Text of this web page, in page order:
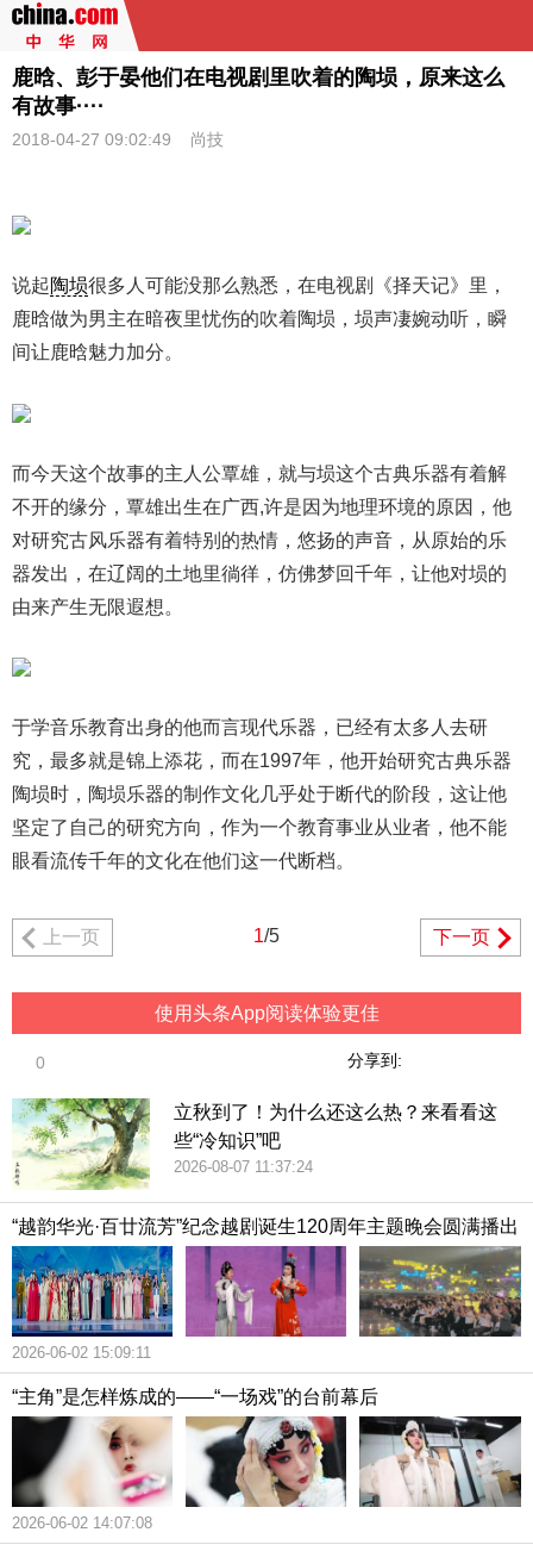
鹿晗、彭于晏他们在电视剧里吹着的陶埙，原来这么
有故事····
2018-04-27 09:02:49 尚技
说起陶埙很多人可能没那么熟悉，在电视剧《择天记》里，
鹿晗做为男主在暗夜里忧伤的吹着陶埙，埙声凄婉动听，瞬
间让鹿晗魅力加分。
而今天这个故事的主人公覃雄，就与埙这个古典乐器有着解
不开的缘分，覃雄出生在广西,许是因为地理环境的原因，他
对研究古风乐器有着特别的热情，悠扬的声音，从原始的乐
器发出，在辽阔的土地里徜徉，仿佛梦回千年，让他对埙的
由来产生无限遐想。
于学音乐教育出身的他而言现代乐器，已经有太多人去研
究，最多就是锦上添花，而在1997年，他开始研究古典乐器
陶埙时，陶埙乐器的制作文化几乎处于断代的阶段，这让他
坚定了自己的研究方向，作为一个教育事业从业者，他不能
眼看流传千年的文化在他们这一代断档。
上一页 1/5 下一页
使用头条App阅读体验更佳
分享到:
0
立秋到了！为什么还这么热？来看看这
些“冷知识”吧
2026-08-07 11:37:24
“越韵华光·百廿流芳”纪念越剧诞生120周年主题晚会圆满播出
2026-06-02 15:09:11
“主角”是怎样炼成的——“一场戏”的台前幕后
2026-06-02 14:07:08